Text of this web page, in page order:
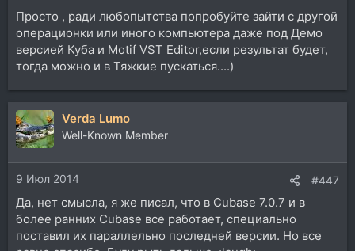
Просто , ради любопытства попробуйте зайти с другой
операционки или иного компьютера даже под Демо
версией Куба и Motif VST Editor,если результат будет,
тогда можно и в Тяжкие пускаться....)
Verda Lumo
Well-Known Member
9 Июл 2014 #447
Да, нет смысла, я же писал, что в Cubase 7.0.7 и в
более ранних Cubase все работает, специально
поставил их параллельно последней версии. Но все